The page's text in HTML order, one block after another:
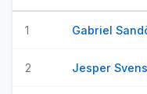
1 Gabriel
2 Jesper